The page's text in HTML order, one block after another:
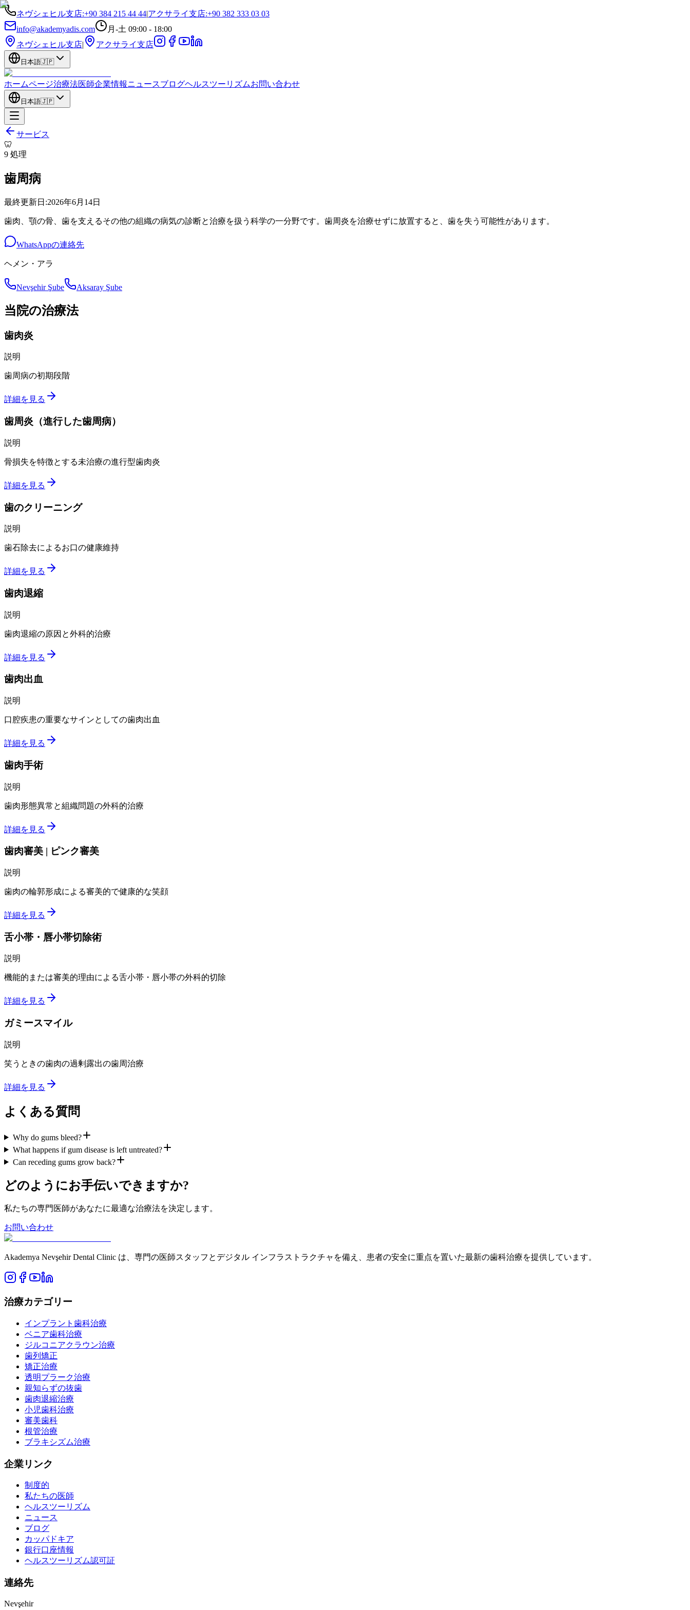
ネヴシェヒル支店:+90 384 215 44 44|アクサライ支店:+90 382 333 03 03
info@akademyadis.com
月-土 09:00 - 18:00
ネヴシェヒル支店| アクサライ支店
日本語🇯🇵
ホームページ治療法医師企業情報ニュースブログヘルスツーリズムお問い合わせ
日本語🇯🇵
サービス
🦷
9 処理
歯周病
最終更新日:2026年6月14日
歯肉、顎の骨、歯を支えるその他の組織の病気の診断と治療を扱う科学の一分野です。歯周炎を治療せずに放置すると、歯を失う可能性があります。
WhatsAppの連絡先
ヘメン・アラ
Nevşehir Şube Aksaray Şube
当院の治療法
歯肉炎
説明
歯周病の初期段階
詳細を見る
歯周炎（進行した歯周病）
説明
骨損失を特徴とする未治療の進行型歯肉炎
詳細を見る
歯のクリーニング
説明
歯石除去によるお口の健康維持
詳細を見る
歯肉退縮
説明
歯肉退縮の原因と外科的治療
詳細を見る
歯肉出血
説明
口腔疾患の重要なサインとしての歯肉出血
詳細を見る
歯肉手術
説明
歯肉形態異常と組織問題の外科的治療
詳細を見る
歯肉審美 | ピンク審美
説明
歯肉の輪郭形成による審美的で健康的な笑顔
詳細を見る
舌小帯・唇小帯切除術
説明
機能的または審美的理由による舌小帯・唇小帯の外科的切除
詳細を見る
ガミースマイル
説明
笑うときの歯肉の過剰露出の歯周治療
詳細を見る
よくある質問
Why do gums bleed?
What happens if gum disease is left untreated?
Can receding gums grow back?
どのようにお手伝いできますか?
私たちの専門医師があなたに最適な治療法を決定します。
お問い合わせ
Akademya Nevşehir Dental Clinic は、専門の医師スタッフとデジタル インフラストラクチャを備え、患者の安全に重点を置いた最新の歯科治療を提供しています。
治療カテゴリー
インプラント歯科治療
ベニア歯科治療
ジルコニアクラウン治療
歯列矯正
矯正治療
透明プラーク治療
親知らずの抜歯
歯肉退縮治療
小児歯科治療
審美歯科
根管治療
ブラキシズム治療
企業リンク
制度的
私たちの医師
ヘルスツーリズム
ニュース
ブログ
カッパドキア
銀行口座情報
ヘルスツーリズム認可証
連絡先
Nevşehir